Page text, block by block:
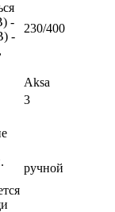
-
-
230/400
Aksa
3
ручной